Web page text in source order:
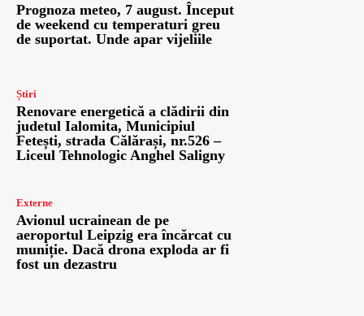
Prognoza meteo, 7 august. Început
de weekend cu temperaturi greu
de suportat. Unde apar vijeliile
Știri
Renovare energetică a clădirii din
judetul Ialomita, Municipiul
Fetești, strada Călărași, nr.526 –
Liceul Tehnologic Anghel Saligny
Externe
Avionul ucrainean de pe
aeroportul Leipzig era încărcat cu
muniție. Dacă drona exploda ar fi
fost un dezastru